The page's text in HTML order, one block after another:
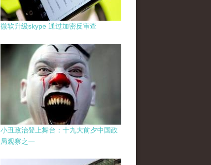
微软升级skype 通过加密反审查
小丑政治登上舞台：十九大前夕中国政
局观察之一